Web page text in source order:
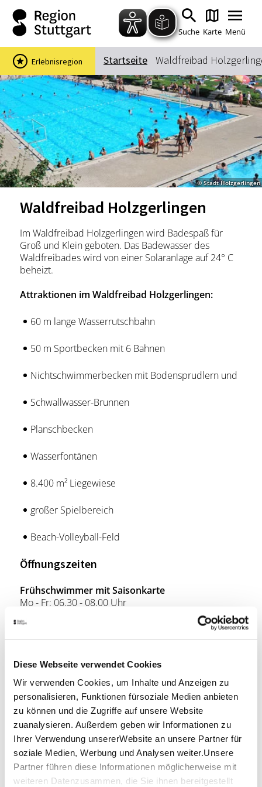
Diese Webseite verwendet Cookies
Wir verwenden Cookies, um Inhalte und Anzeigen zu
personalisieren, Funktionen fürsoziale Medien anbieten
zu können und die Zugriffe auf unsere Website
zuanalysieren. Außerdem geben wir Informationen zu
Ihrer Verwendung unsererWebsite an unsere Partner für
soziale Medien, Werbung und Analysen weiter.Unsere
Partner führen diese Informationen möglicherweise mit
weiteren Datenzusammen, die Sie ihnen bereitgestellt
Zum Hauptinhalt springen
Zur Suche springen
Zur Hauptnavigation
Zum Footer springen
Suche Karte Menü
Suchbegriff
Das könnte Sie interessieren
Stadtführungen
Events & Tickets
Ausflugsziele
Wein
Radfahren
Wandern
Startseite Waldfreibad
Erlebnisregion
© Stadt Holzgerlingen
Waldfreibad Holzgerlingen
Im Waldfreibad Holzgerlingen wird Badespaß für
Groß und Klein geboten. Das Badewasser des
Waldfreibades wird von einer Solaranlage auf 24° C
beheizt.
Attraktionen im Waldfreibad Holzgerlingen:
60 m lange Wasserrutschbahn
50 m Sportbecken mit 6 Bahnen
Nichtschwimmerbecken mit Bodensprudlern und
Schwallwasser-Brunnen
Planschbecken
Wasserfontänen
8.400 m² Liegewiese
großer Spielbereich
Beach-Volleyball-Feld
Öffnungszeiten
Frühschwimmer mit Saisonkarte
Mo - Fr: 06.30 - 08.00 Uhr
Mo - So, Feiertag: 08.00 - 20.00 Uhr
Kassenschluss: 60 Minuten vor Schließung,
Badeschluss: 20 Minuten vor Schließung.
Ab September schließt das Waldfreibad um 19.00
Uhr.
Lage & Kontakt
Waldfreibad Holzgerlingen
Hinter den Weingärten